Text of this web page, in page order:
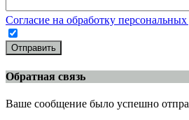
Согласие на обработку
Отправить
Обратная связь
Ваше сообщение было успешно